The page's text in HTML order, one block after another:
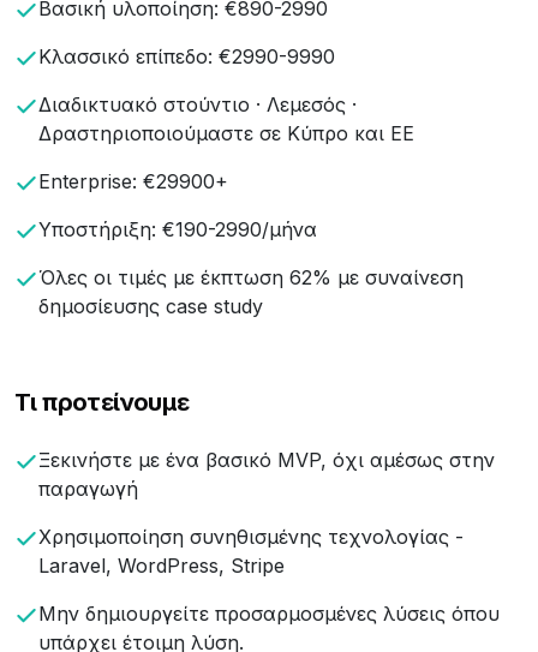
Βασική υλοποίηση: €890-2990
Κλασσικό επίπεδο: €2990-9990
Διαδικτυακό στούντιο · Λεμεσός ·
Δραστηριοποιούμαστε σε Κύπρο και ΕΕ
Enterprise: €29900+
Υποστήριξη: €190-2990/μήνα
Όλες οι τιμές με έκπτωση 62% με συναίνεση
δημοσίευσης case study
Τι προτείνουμε
Ξεκινήστε με ένα βασικό MVP, όχι αμέσως στην
παραγωγή
Χρησιμοποίηση συνηθισμένης τεχνολογίας -
Laravel, WordPress, Stripe
Μην δημιουργείτε προσαρμοσμένες λύσεις όπου
υπάρχει έτοιμη λύση.